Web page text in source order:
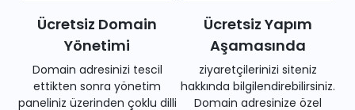
Ücretsiz Domain
Yönetimi
Domain adresinizi tescil
ettikten sonra yönetim
paneliniz üzerinden çoklu dilli
Ücretsiz Yapım
Aşamasında
ziyaretçilerinizi siteniz
hakkında bilgilendirebilirsiniz.
Domain adresinize özel